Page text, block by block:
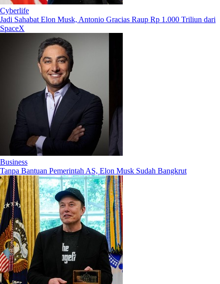
Cyberlife
Jadi Sahabat Elon Musk, Antonio Gracias Raup Rp 1.000 Triliun dari
SpaceX
Business
Tanpa Bantuan Pemerintah AS, Elon Musk Sudah Bangkrut